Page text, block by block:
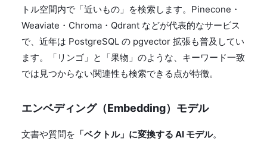
トル空間内で「近いもの」を検索します。Pinecone・
Weaviate・Chroma・Qdrant などが代表的なサービス
で、近年は PostgreSQL の pgvector 拡張も普及してい
ます。「リンゴ」と「果物」のような、キーワード一致
では見つからない関連性も検索できる点が特徴。
エンベディング（Embedding）モデル
文書や質問を 「ベクトル」に変換する AI モデル。